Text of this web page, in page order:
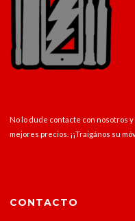
No lo dude contacte con nosotros
mejores precios. ¡¡Traigános su
CONTACTO